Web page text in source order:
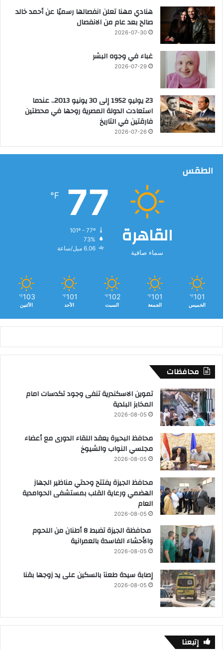
يً
ا
ا
ل
أ
م
ن
ا
ئ
ي
ب
م
ص
هنادي مهنا تعلن انفصالها رسميًا عن أحمد خالد
صالح بعد عام من الانفصال
2026-07-30
غباء في وجوه البشر
2026-07-29
23 يوليو 1952 إلى 30 يونيو 2013.. عندما
استعادت الدولة المصرية روحها في محطتين
فارقتين في التاريخ
2026-07-26
الطقس
القاهرة
سماء صافية
77
℉
73%
6.06 ميل/ساعة
101
℉
الخميس
101
℉
الجمعة
102
℉
السبت
101
℉
الأحد
103
℉
الأثنين
محافظات
تموين الاسكندرية تنفى وجود تكدسات امام
المخابز البلدية
2026-08-05
محافظ البحيرة يعقد اللقاء الدورى مع أعضاء
مجلسي النواب والشيوخ
2026-08-05
محافظ الجيزة يفتتح وحدتي مناظير الجهاز
الهضمي ورعاية القلب بمستشفى الحوامدية
العام
2026-08-05
محافظة الجيزة تضبط 8 أطنان من اللحوم
والأحشاء الفاسدة بالعمرانية
2026-08-05
إصابة سيدة طعنآ بالسكين على يد زوجها بقنا
2026-08-05
إتبعنا